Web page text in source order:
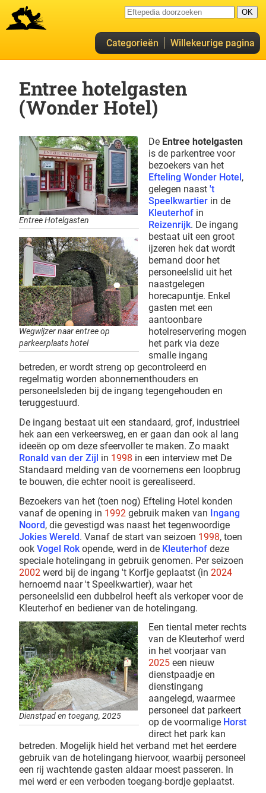
Categorieën Willekeurige pagina
Entree hotelgasten
(Wonder Hotel)
Entree Hotelgasten
Wegwijzer naar entree op
parkeerplaats hotel
De Entree hotelgasten
is de parkentree voor
bezoekers van het
Efteling Wonder Hotel,
gelegen naast 't
Speelkwartier in de
Kleuterhof in
Reizenrijk. De ingang
bestaat uit een groot
ijzeren hek dat wordt
bemand door het
personeelslid uit het
naastgelegen
horecapuntje. Enkel
gasten met een
aantoonbare
hotelreservering mogen
het park via deze
smalle ingang
betreden, er wordt streng op gecontroleerd en
regelmatig worden abonnementhouders en
personeelsleden bij de ingang tegengehouden en
teruggestuurd.
De ingang bestaat uit een standaard, grof, industrieel
hek aan een verkeersweg, en er gaan dan ook al lang
ideeën op om deze sfeervoller te maken. Zo maakt
Ronald van der Zijl in 1998 in een interview met De
Standaard melding van de voornemens een loopbrug
te bouwen, die echter nooit is gerealiseerd.
Bezoekers van het (toen nog) Efteling Hotel konden
vanaf de opening in 1992 gebruik maken van Ingang
Noord, die gevestigd was naast het tegenwoordige
Jokies Wereld. Vanaf de start van seizoen 1998, toen
ook Vogel Rok opende, werd in de Kleuterhof deze
speciale hotelingang in gebruik genomen. Per seizoen
2002 werd bij de ingang 't Korfje geplaatst (in 2024
hernoemd naar 't Speelkwartier), waar het
personeelslid een dubbelrol heeft als verkoper voor de
Kleuterhof en bediener van de hotelingang.
Dienstpad en toegang, 2025
Een tiental meter rechts
van de Kleuterhof werd
in het voorjaar van
2025 een nieuw
dienstpaadje en
dienstingang
aangelegd, waarmee
personeel dat parkeert
op de voormalige Horst
direct het park kan
betreden. Mogelijk hield het verband met het eerdere
gebruik van de hotelingang hiervoor, waarbij personeel
een rij wachtende gasten aldaar moest passeren. In
mei werd er een verboden toegang-bordje geplaatst.